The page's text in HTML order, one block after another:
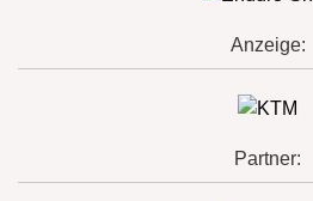
Anzeige:
Partner: